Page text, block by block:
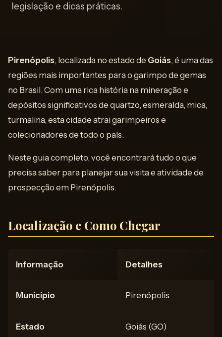
legislação e dicas práticas.
Pirenópolis, localizada no estado de Goiás, é uma das
regiões mais importantes para o garimpo de gemas
no Brasil. Com uma rica história na mineração e
depósitos significativos de quartzo, esmeralda, mica,
turmalina, esta cidade atrai garimpeiros e
colecionadores de todo o país.
Neste guia completo, você encontrará tudo o que
precisa saber para planejar sua visita e atividade de
prospecção em Pirenópolis.
Localização e Como Chegar
Informação Detalhes
Município Pirenópolis
Estado Goiás (GO)